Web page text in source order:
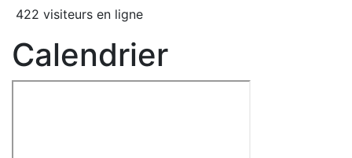
422 visiteurs en ligne
Calendrier